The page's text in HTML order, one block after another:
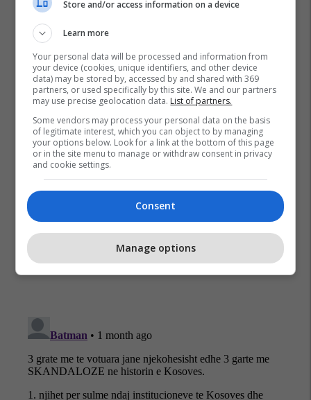
Kandidatet Per Deputete Pdk Lvv
Ldk
Aak
Store and/or access information on a device
Learn more
Your personal data will be processed and information from
your device (cookies, unique identifiers, and other device
data) may be stored by, accessed by and shared with 369
partners, or used specifically by this site. We and our partners
may use precise geolocation data. List of partners.
Some vendors may process your personal data on the basis
of legitimate interest, which you can object to by managing
your options below. Look for a link at the bottom of this page
or in the site menu to manage or withdraw consent in privacy
and cookie settings.
Consent
Manage options